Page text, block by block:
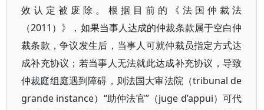
效认定被废除。根据目前的《法国仲裁法
（2011）》，如果当事人达成的仲裁条款属于空白仲
裁条款，争议发生后，当事人可就仲裁员指定方式达
成补充协议；若当事人无法就此达成补充协议，导致
仲裁庭组庭遇到障碍，则法国大审法院（tribunal de
grande instance）“助仲法官”（juge d’appui）可代